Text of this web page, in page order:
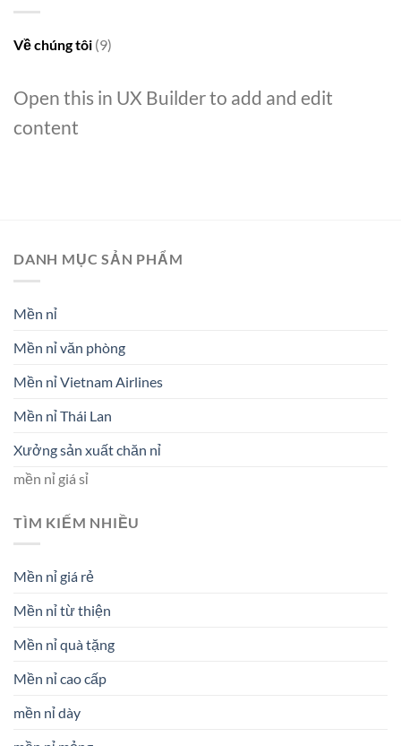
Về chúng tôi (9)
Open this in UX Builder to add and edit
content
DANH MỤC SẢN PHẨM
Mền nỉ
Mền nỉ văn phòng
Mền nỉ Vietnam Airlines
Mền nỉ Thái Lan
Xưởng sản xuất chăn nỉ
mền nỉ giá sỉ
TÌM KIẾM NHIỀU
Mền nỉ giá rẻ
Mền nỉ từ thiện
Mền nỉ quà tặng
Mền nỉ cao cấp
mền nỉ dày